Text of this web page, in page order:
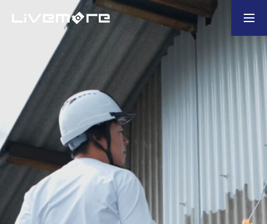
お問い合わせ
ホーム
選ばれる理由
会社概要